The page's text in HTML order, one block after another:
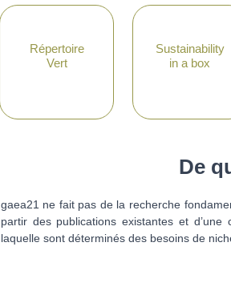
Répertoire
Vert
Sustainability
in a box
De
gaea21 ne fait pas de la recherche
partir des publications existantes et
laquelle sont déterminés des besoins de